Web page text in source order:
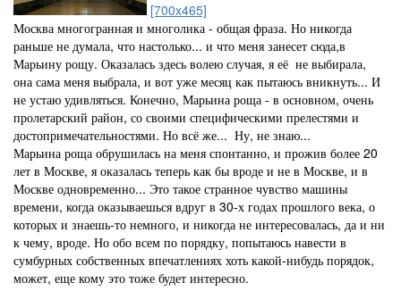
[700x465]
Москва многогранная и многолика - общая фраза. Но никогда
раньше не думала, что настолько... и что меня занесет сюда,в
Марьину рощу. Оказалась здесь волею случая, я её не выбирала,
она сама меня выбрала, и вот уже месяц как пытаюсь вникнуть... И
не устаю удивляться. Конечно, Марьина роща - в основном, очень
пролетарский район, со своими специфическими прелестями и
достопримечательностями. Но всё же... Ну, не знаю...
Марьина роща обрушилась на меня спонтанно, и прожив более 20
лет в Москве, я оказалась теперь как бы вроде и не в Москве, и в
Москве одновременно... Это такое странное чувство машины
времени, когда оказываешься вдруг в 30-х годах прошлого века, о
которых и знаешь-то немного, и никогда не интересовалась, да и ни
к чему, вроде. Но обо всем по порядку, попытаюсь навести в
сумбурных собственных впечатлениях хоть какой-нибудь порядок,
может, еще кому это тоже будет интересно.